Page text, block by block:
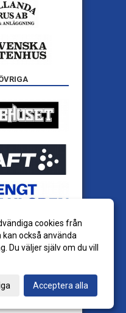
cookies från
också använda
Du väljer själv om du vill
Acceptera alla